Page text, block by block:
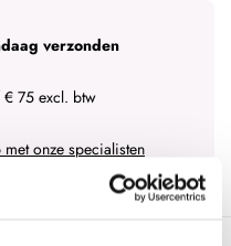
verzonden
€ 75 excl. btw
onze specialisten